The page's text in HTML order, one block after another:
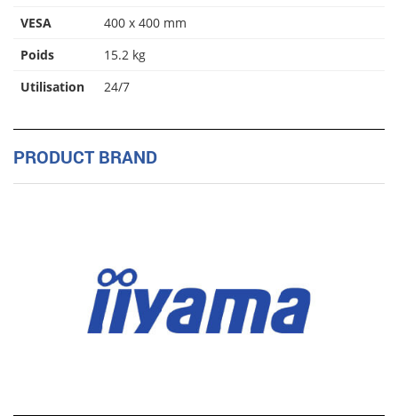
VESA
400 x 400 mm
Poids
15.2 kg
Utilisation
24/7
PRODUCT BRAND